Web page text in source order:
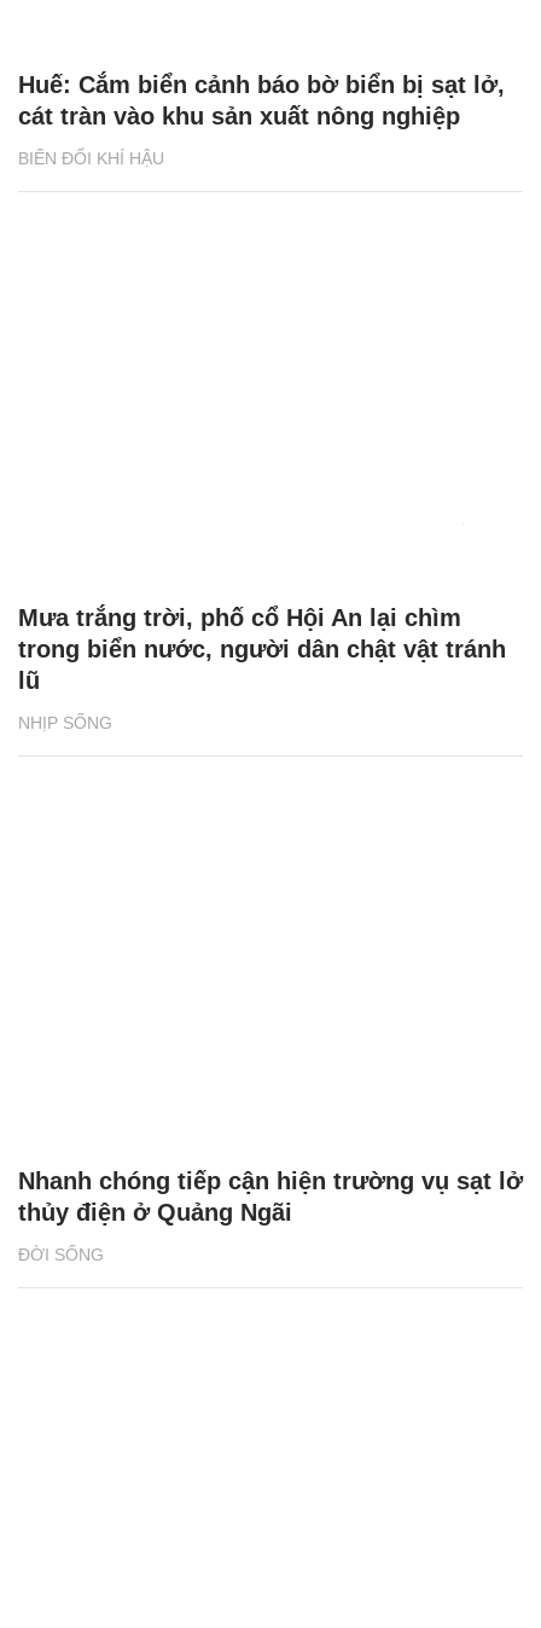
BIẾN ĐỔI KHÍ HẬU
Huế: Cắm biển cảnh báo bờ biển bị sạt lở,
cát tràn vào khu sản xuất nông nghiệp
NHỊP SỐNG
Mưa trắng trời, phố cổ Hội An lại chìm
trong biển nước, người dân chật vật tránh
lũ
ĐỜI SỐNG
Nhanh chóng tiếp cận hiện trường vụ sạt lở
thủy điện ở Quảng Ngãi